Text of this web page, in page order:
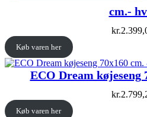
cm.-
kr.
Køb varen her
ECO Dream køjeseng
kr.
Køb varen her